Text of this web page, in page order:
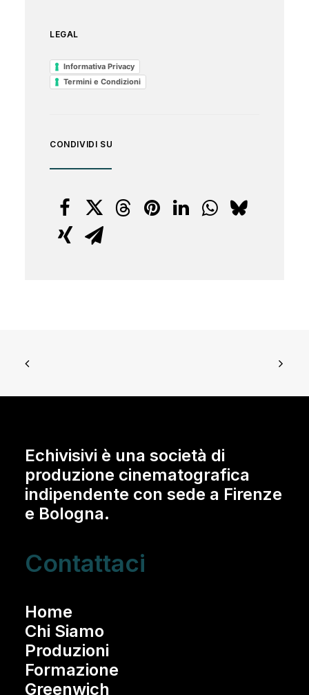
LEGAL
Informativa Privacy
Termini e Condizioni
CONDIVIDI SU
Home
Chi Siamo
Produzioni
Formazione
Greenwich
Echivisivi è una società di
produzione cinematografica
indipendente con sede a Firenze
e Bologna.
Contattaci